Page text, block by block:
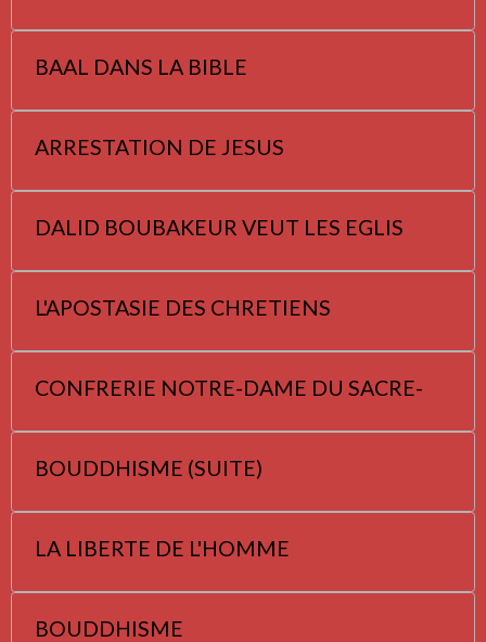
BAAL DANS LA BIBLE
ARRESTATION DE JESUS
DALID BOUBAKEUR VEUT LES EGLIS
L'APOSTASIE DES CHRETIENS
CONFRERIE NOTRE-DAME DU SACRE-
BOUDDHISME (SUITE)
LA LIBERTE DE L'HOMME
BOUDDHISME